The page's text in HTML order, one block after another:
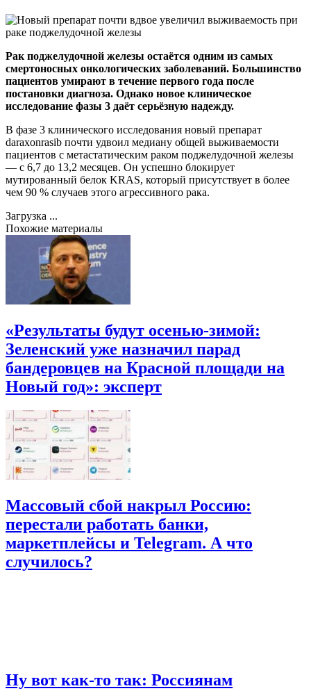
Рак поджелудочной железы остаётся одним из самых
смертоносных онкологических заболеваний. Большинство
пациентов умирают в течение первого года после
постановки диагноза. Однако новое клиническое
исследование фазы 3 даёт серьёзную надежду.
В фазе 3 клинического исследования новый препарат
daraxonrasib почти удвоил медиану общей выживаемости
пациентов с метастатическим раком поджелудочной железы
— с 6,7 до 13,2 месяцев. Он успешно блокирует
мутированный белок KRAS, который присутствует в более
чем 90 % случаев этого агрессивного рака.
Загрузка ...
Похожие материалы
«Результаты будут осенью-зимой:
Зеленский уже назначил парад
бандеровцев на Красной площади на
Новый год»: эксперт
Массовый сбой накрыл Россию:
перестали работать банки,
маркетплейсы и Telegram. А что
случилось?
Ну вот как-то так: Россиянам